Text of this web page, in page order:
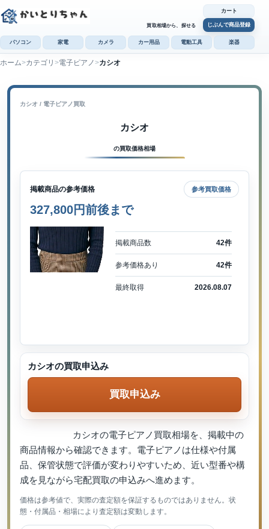
買取相場から、探せる
カート
じぶんで商品登録
パソコン 家電 カメラ カー用品 電動工具 楽器
ホーム カテゴリ 電子ピアノ カシオ
カシオ / 電子ピアノ買取
カシオ
の買取価格相場
掲載商品の参考価格 参考買取価格
327,800円前後まで
掲載商品数 42件
参考価格あり 42件
最終取得 2026.08.07
カシオの電子ピアノ買取相場を、掲載中の
商品情報から確認できます。電子ピアノは仕様や付属
品、保管状態で評価が変わりやすいため、近い型番や構
成を見ながら宅配買取の申込みへ進めます。
価格は参考値で、実際の査定額を保証するものではありません。状
態・付属品・相場により査定額は変動します。
カシオの買取申込み
買取申込み